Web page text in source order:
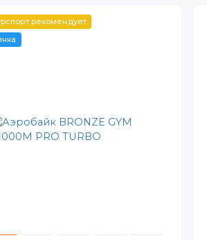
рекомендует